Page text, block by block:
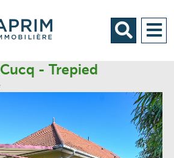
Cucq - Trepied